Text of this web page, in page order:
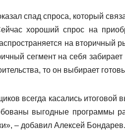
спад спроса, который
хороший спрос на
на вторичный
сегмент на себя
то он выбирает
всегда касались
выгодные программы
– добавил Алексей Бондарев.